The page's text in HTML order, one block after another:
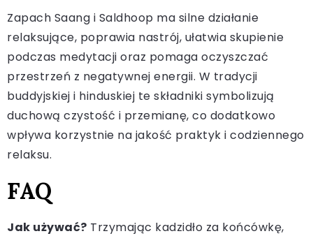
Zapach Saang i Saldhoop ma silne działanie
relaksujące, poprawia nastrój, ułatwia skupienie
podczas medytacji oraz pomaga oczyszczać
przestrzeń z negatywnej energii. W tradycji
buddyjskiej i hinduskiej te składniki symbolizują
duchową czystość i przemianę, co dodatkowo
wpływa korzystnie na jakość praktyk i codziennego
relaksu.
FAQ
Jak używać? Trzymając kadzidło za końcówkę,